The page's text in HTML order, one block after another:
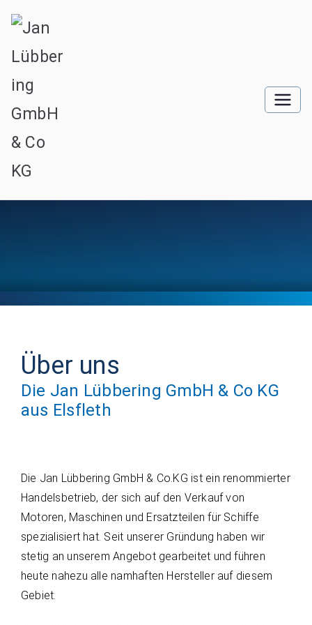
Über uns
Die Jan Lübbering GmbH & Co KG
aus Elsfleth
Die Jan Lübbering GmbH & Co.KG ist ein renommierter
Handelsbetrieb, der sich auf den Verkauf von
Motoren, Maschinen und Ersatzteilen für Schiffe
spezialisiert hat. Seit unserer Gründung haben wir
stetig an unserem Angebot gearbeitet und führen
heute nahezu alle namhaften Hersteller auf diesem
Gebiet.